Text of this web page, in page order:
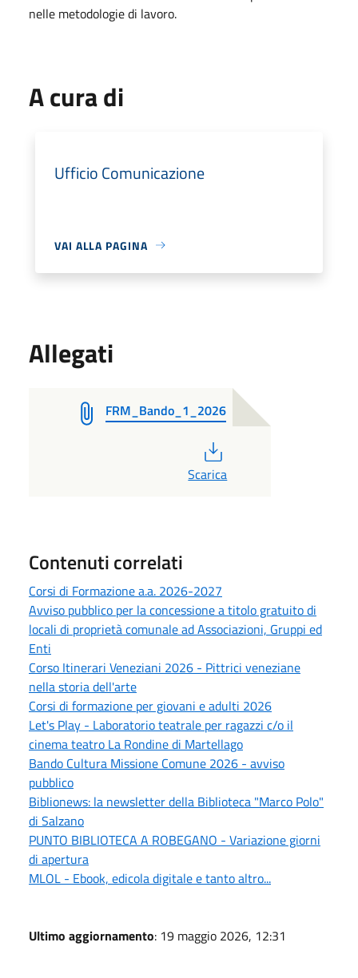
nelle metodologie di lavoro.
A cura di
Ufficio Comunicazione
VAI ALLA PAGINA
Allegati
FRM_Bando_1_2026
Scarica
Contenuti correlati
Corsi di Formazione a.a. 2026-2027
Avviso pubblico per la concessione a titolo gratuito di
locali di proprietà comunale ad Associazioni, Gruppi ed
Enti
Corso Itinerari Veneziani 2026 - Pittrici veneziane
nella storia dell'arte
Corsi di formazione per giovani e adulti 2026
Let's Play - Laboratorio teatrale per ragazzi c/o il
cinema teatro La Rondine di Martellago
Bando Cultura Missione Comune 2026 - avviso
pubblico
Biblionews: la newsletter della Biblioteca "Marco Polo"
di Salzano
PUNTO BIBLIOTECA A ROBEGANO - Variazione giorni
di apertura
MLOL - Ebook, edicola digitale e tanto altro...
Ultimo aggiornamento: 19 maggio 2026, 12:31